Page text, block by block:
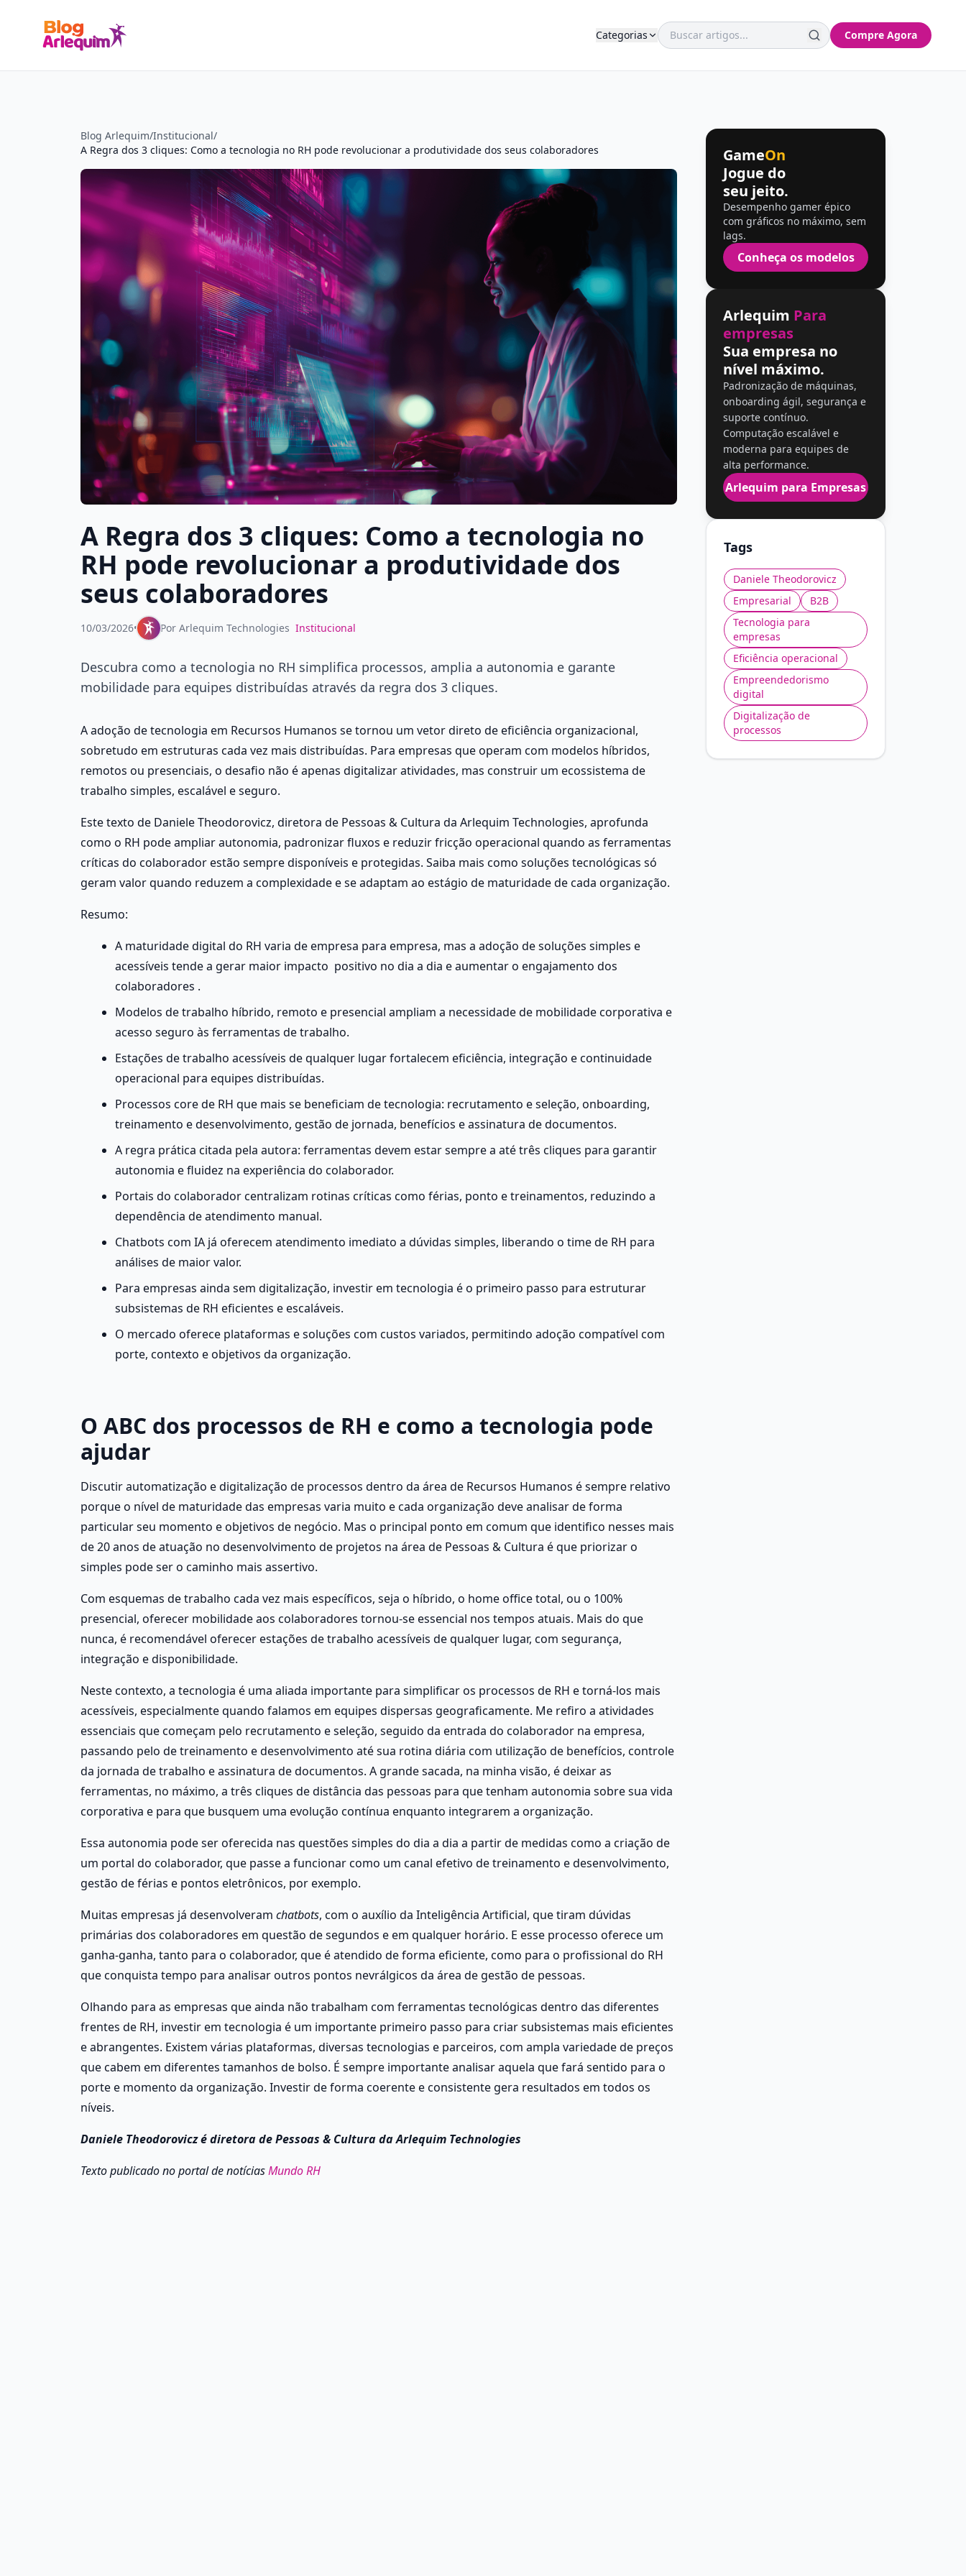
Categorias Compre Agora
Blog Arlequim/Institucional/
A Regra dos 3 cliques: Como a tecnologia no RH pode revolucionar a produtividade dos seus colaboradores
A Regra dos 3 cliques: Como a tecnologia no
RH pode revolucionar a produtividade dos
seus colaboradores
10/03/2026• Por Arlequim Technologies Institucional
Descubra como a tecnologia no RH simplifica processos, amplia a autonomia e garante
mobilidade para equipes distribuídas através da regra dos 3 cliques.
A adoção de tecnologia em Recursos Humanos se tornou um vetor direto de eficiência organizacional,
sobretudo em estruturas cada vez mais distribuídas. Para empresas que operam com modelos híbridos,
remotos ou presenciais, o desafio não é apenas digitalizar atividades, mas construir um ecossistema de
trabalho simples, escalável e seguro.
Este texto de Daniele Theodorovicz, diretora de Pessoas & Cultura da Arlequim Technologies, aprofunda
como o RH pode ampliar autonomia, padronizar fluxos e reduzir fricção operacional quando as ferramentas
críticas do colaborador estão sempre disponíveis e protegidas. Saiba mais como soluções tecnológicas só
geram valor quando reduzem a complexidade e se adaptam ao estágio de maturidade de cada organização.
Resumo:
A maturidade digital do RH varia de empresa para empresa, mas a adoção de soluções simples e
acessíveis tende a gerar maior impacto  positivo no dia a dia e aumentar o engajamento dos
colaboradores .
Modelos de trabalho híbrido, remoto e presencial ampliam a necessidade de mobilidade corporativa e
acesso seguro às ferramentas de trabalho.
Estações de trabalho acessíveis de qualquer lugar fortalecem eficiência, integração e continuidade
operacional para equipes distribuídas.
Processos core de RH que mais se beneficiam de tecnologia: recrutamento e seleção, onboarding,
treinamento e desenvolvimento, gestão de jornada, benefícios e assinatura de documentos.
A regra prática citada pela autora: ferramentas devem estar sempre a até três cliques para garantir
autonomia e fluidez na experiência do colaborador.
Portais do colaborador centralizam rotinas críticas como férias, ponto e treinamentos, reduzindo a
dependência de atendimento manual.
Chatbots com IA já oferecem atendimento imediato a dúvidas simples, liberando o time de RH para
análises de maior valor.
Para empresas ainda sem digitalização, investir em tecnologia é o primeiro passo para estruturar
subsistemas de RH eficientes e escaláveis.
O mercado oferece plataformas e soluções com custos variados, permitindo adoção compatível com
porte, contexto e objetivos da organização.
O ABC dos processos de RH e como a tecnologia pode
ajudar
Discutir automatização e digitalização de processos dentro da área de Recursos Humanos é sempre relativo
porque o nível de maturidade das empresas varia muito e cada organização deve analisar de forma
particular seu momento e objetivos de negócio. Mas o principal ponto em comum que identifico nesses mais
de 20 anos de atuação no desenvolvimento de projetos na área de Pessoas & Cultura é que priorizar o
simples pode ser o caminho mais assertivo.
Com esquemas de trabalho cada vez mais específicos, seja o híbrido, o home office total, ou o 100%
presencial, oferecer mobilidade aos colaboradores tornou-se essencial nos tempos atuais. Mais do que
nunca, é recomendável oferecer estações de trabalho acessíveis de qualquer lugar, com segurança,
integração e disponibilidade.
Neste contexto, a tecnologia é uma aliada importante para simplificar os processos de RH e torná-los mais
acessíveis, especialmente quando falamos em equipes dispersas geograficamente. Me refiro a atividades
essenciais que começam pelo recrutamento e seleção, seguido da entrada do colaborador na empresa,
passando pelo de treinamento e desenvolvimento até sua rotina diária com utilização de benefícios, controle
da jornada de trabalho e assinatura de documentos. A grande sacada, na minha visão, é deixar as
ferramentas, no máximo, a três cliques de distância das pessoas para que tenham autonomia sobre sua vida
corporativa e para que busquem uma evolução contínua enquanto integrarem a organização.
Essa autonomia pode ser oferecida nas questões simples do dia a dia a partir de medidas como a criação de
um portal do colaborador, que passe a funcionar como um canal efetivo de treinamento e desenvolvimento,
gestão de férias e pontos eletrônicos, por exemplo.
Muitas empresas já desenvolveram chatbots, com o auxílio da Inteligência Artificial, que tiram dúvidas
primárias dos colaboradores em questão de segundos e em qualquer horário. E esse processo oferece um
ganha-ganha, tanto para o colaborador, que é atendido de forma eficiente, como para o profissional do RH
que conquista tempo para analisar outros pontos nevrálgicos da área de gestão de pessoas.
Olhando para as empresas que ainda não trabalham com ferramentas tecnológicas dentro das diferentes
frentes de RH, investir em tecnologia é um importante primeiro passo para criar subsistemas mais eficientes
e abrangentes. Existem várias plataformas, diversas tecnologias e parceiros, com ampla variedade de preços
que cabem em diferentes tamanhos de bolso. É sempre importante analisar aquela que fará sentido para o
porte e momento da organização. Investir de forma coerente e consistente gera resultados em todos os
níveis.
Daniele Theodorovicz é diretora de Pessoas & Cultura da Arlequim Technologies
Texto publicado no portal de notícias Mundo RH
GameOn
Jogue do
seu jeito.
Desempenho gamer épico
com gráficos no máximo, sem
lags.
Conheça os modelos
Arlequim Para
empresas
Sua empresa no
nível máximo.
Padronização de máquinas,
onboarding ágil, segurança e
suporte contínuo.
Computação escalável e
moderna para equipes de
alta performance.
Arlequim para Empresas
Tags
Daniele Theodorovicz
Empresarial
B2B
Tecnologia para
empresas
Eficiência operacional
Empreendedorismo
digital
Digitalização de
processos